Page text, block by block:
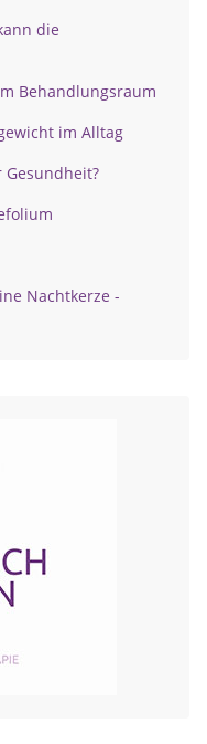
die
Behandlungsraum
im Alltag
Gesundheit?
Nachtkerze -